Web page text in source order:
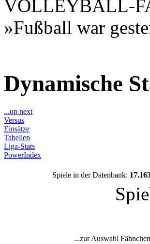
VOLLEYBALL-
»Fußball war
Dynamische
...up next
Versus
Einsätze
Tabellen
Liga-Stats
PowerIndex
Spiele in der Datenbank:
...zur Auswahl